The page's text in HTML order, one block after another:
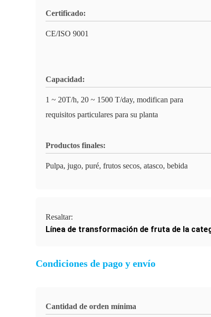
Certificado:
CE/ISO 9001
Capacidad:
1 ~ 20T/h, 20 ~ 1500 T/day, modifican para
requisitos particulares para su planta
Productos finales:
Pulpa, jugo, puré, frutos secos, atasco, bebida
Resaltar:
Línea de transformación de fruta de la
Condiciones de pago y envío
Cantidad de orden mínima